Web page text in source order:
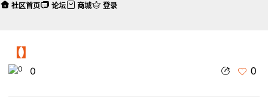
【】
0 0
社区首页 论坛 商城 登录